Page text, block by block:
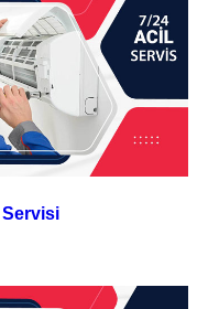
Servisi